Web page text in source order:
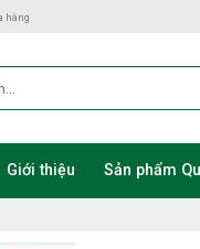
hàng
Giới thiệu Sản phẩm